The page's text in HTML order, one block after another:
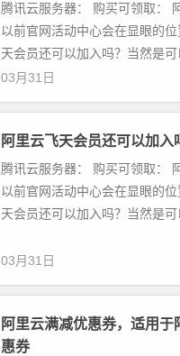
腾讯云服务器： 购买可领取：
以前官网活动中心会在显眼的
天会员还可以加入吗？当然是
03月31日
阿里云飞天会员还可以加入
腾讯云服务器： 购买可领取：
以前官网活动中心会在显眼的
天会员还可以加入吗？当然是
03月31日
阿里云满减优惠券，适用
惠券